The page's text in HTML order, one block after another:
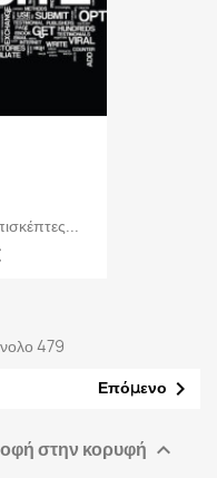
479
Επόμενο 
στην κορυφή 